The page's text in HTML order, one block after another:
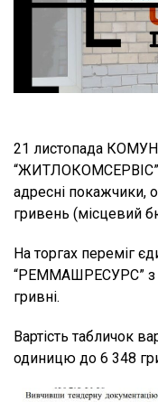
21 листопада
“ЖИТЛОКОМСЕРВІС”
адресні покажчики,
гривень (місцевий
На торгах переміг
“РЕММАШРЕСУРС” з
гривні.
Вартість табличок
одиницю до 6 348